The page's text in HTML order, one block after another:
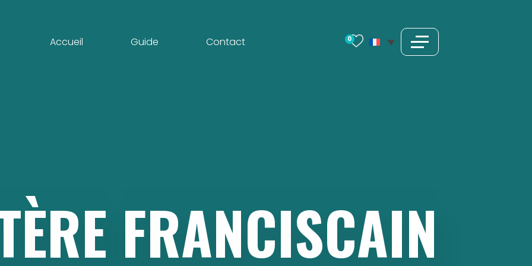
Accueil Guide Contact 0
FRANCISCAIN